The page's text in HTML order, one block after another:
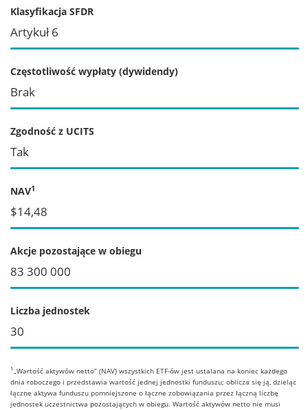
Klasyfikacja SFDR
Artykuł 6
Częstotliwość wypłaty (dywidendy)
Brak
Zgodność z UCITS
Tak
NAV1
$14,48
Akcje pozostające w obiegu
83 300 000
Liczba jednostek
30
1 „Wartość aktywów netto” (NAV) wszystkich ETF-ów jest ustalana na koniec każdego
dnia roboczego i przedstawia wartość jednej jednostki funduszu; oblicza się ją, dzieląc
łączne aktywa funduszu pomniejszone o łączne zobowiązania przez łączną liczbę
jednostek uczestnictwa pozostających w obiegu. Wartość aktywów netto nie musi